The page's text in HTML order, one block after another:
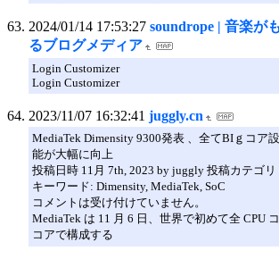
2024/01/14 17:53:27 soundrope | 音楽が
るブログメディア
Login Customizer
Login Customizer
2023/11/07 16:32:41 juggly.cn
MediaTek Dimensity 9300発表 、全てBIｇコア
能が大幅に向上
投稿日時 11月 7th, 2023 by juggly 投稿カテゴ
キーワード: Dimensity, MediaTek, SoC
コメントは受け付けていません。
MediaTek は 11 月 6 日、世界で初めて全 CPU
コアで構成する